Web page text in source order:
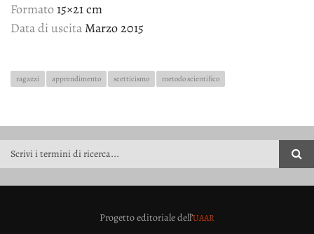
Formato15×21 cm
Data di uscita Marzo 2015
ragazzi apprendimento scetticismo metodo scientifico
FORM DI RICERCA
Progetto editoriale dell’UAAR